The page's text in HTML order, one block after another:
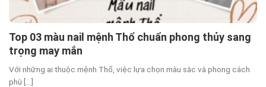
Top 03 màu nail mệnh Thổ chuẩn phong thủy sang
trọng may mắn
Với những ai thuộc mệnh Thổ, việc lựa chọn màu sắc và phong cách
phù [...]